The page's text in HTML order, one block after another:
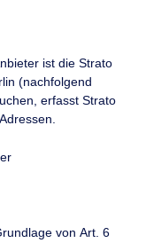
ist die Strato
(nachfolgend
erfasst Strato
von Art. 6